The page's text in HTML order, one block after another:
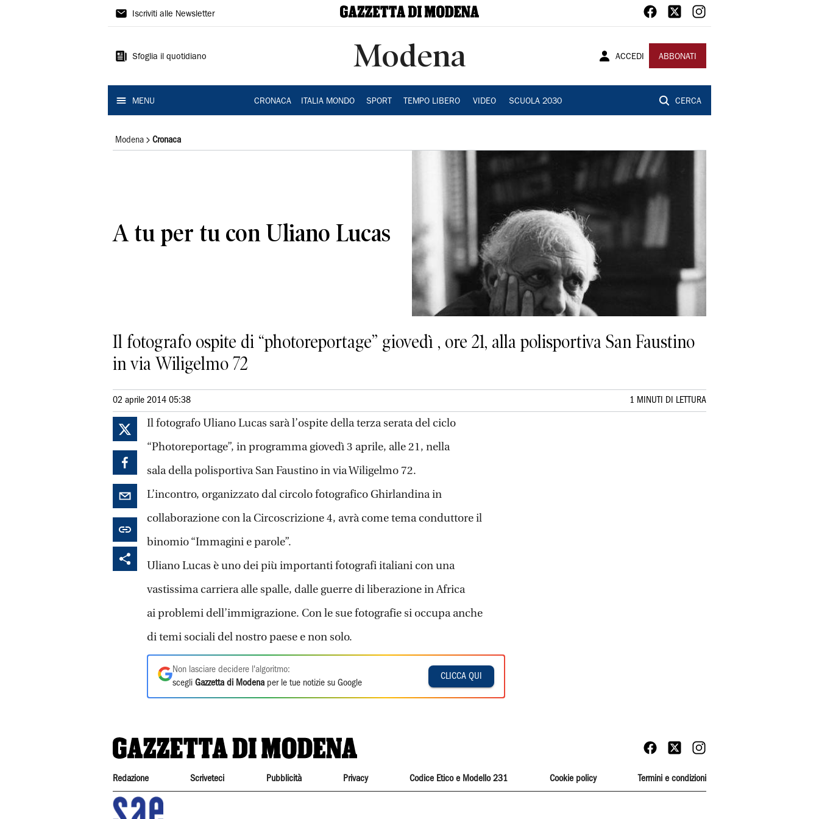
Gazzetta
Modena
Iscriviti alle Newsletter
Sfoglia il quotidiano Modena ACCEDI ABBONATI
MENU CRONACA ITALIA MONDO SPORT TEMPO LIBERO VIDEO SCUOLA 2030 CERCA
Modena Cronaca
A tu per tu con Uliano Lucas
Il fotografo ospite di “photoreportage” giovedì , ore 21, alla polisportiva San Faustino
in via Wiligelmo 72
02 aprile 2014 05:38 1 MINUTI DI LETTURA
Il fotografo Uliano Lucas sarà l’ospite della terza serata del ciclo
“Photoreportage”, in programma giovedì 3 aprile, alle 21, nella
sala della polisportiva San Faustino in via Wiligelmo 72.
L’incontro, organizzato dal circolo fotografico Ghirlandina in
collaborazione con la Circoscrizione 4, avrà come tema conduttore il
binomio “Immagini e parole”.
Uliano Lucas è uno dei più importanti fotografi italiani con una
vastissima carriera alle spalle, dalle guerre di liberazione in Africa
ai problemi dell’immigrazione. Con le sue fotografie si occupa anche
di temi sociali del nostro paese e non solo.
Non lasciare decidere l'algoritmo:
scegli Gazzetta di Modena per le tue notizie su Google
CLICCA QUI
Redazione Scriveteci Pubblicità Privacy Codice Etico e Modello 231 Cookie policy Termini e condizioni